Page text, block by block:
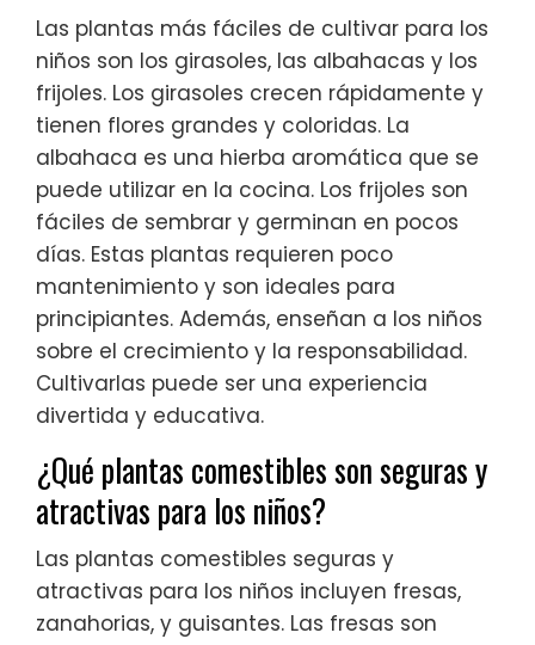
Las plantas más fáciles de cultivar para los
niños son los girasoles, las albahacas y los
frijoles. Los girasoles crecen rápidamente y
tienen flores grandes y coloridas. La
albahaca es una hierba aromática que se
puede utilizar en la cocina. Los frijoles son
fáciles de sembrar y germinan en pocos
días. Estas plantas requieren poco
mantenimiento y son ideales para
principiantes. Además, enseñan a los niños
sobre el crecimiento y la responsabilidad.
Cultivarlas puede ser una experiencia
divertida y educativa.
¿Qué plantas comestibles son seguras y
atractivas para los niños?
Las plantas comestibles seguras y
atractivas para los niños incluyen fresas,
zanahorias, y guisantes. Las fresas son